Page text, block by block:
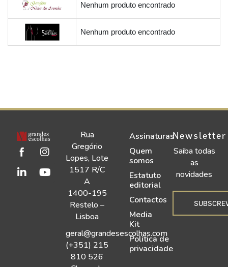
Nenhum produto encontrado
Nenhum produto encontrado
Rua
Gregório
Lopes, Lote
1517 R/C
A
1400-195
Restelo –
Lisboa
geral@grandesescolhas.com
(+351) 215
810 526
Assinaturas
Quem
somos
Estatuto
editorial
Contactos
Media
Kit
Política de
privacidade
Newsletter
Saiba todas
as
novidades